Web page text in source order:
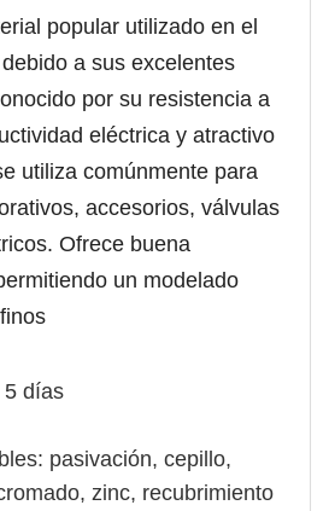
popular utilizado en el
a sus excelentes
por su resistencia a
eléctrica y atractivo
utiliza comúnmente para
accesorios, válvulas
Ofrece buena
un modelado
5 días
pasivación, cepillo,
zinc, recubrimiento